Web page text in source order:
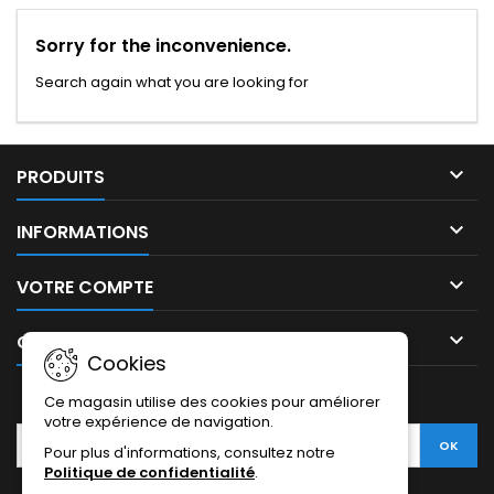
Sorry for the inconvenience.
Search again what you are looking for
PRODUITS 
INFORMATIONS 
VOTRE COMPTE 
CONTACT 
Cookies
Ce magasin utilise des cookies pour améliorer
votre expérience de navigation.
Pour plus d'informations, consultez notre
Politique de confidentialité.
LETTRE D'INFORMATIONS